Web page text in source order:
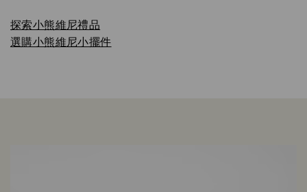
探索小熊維尼禮品
選購小熊維尼小擺件